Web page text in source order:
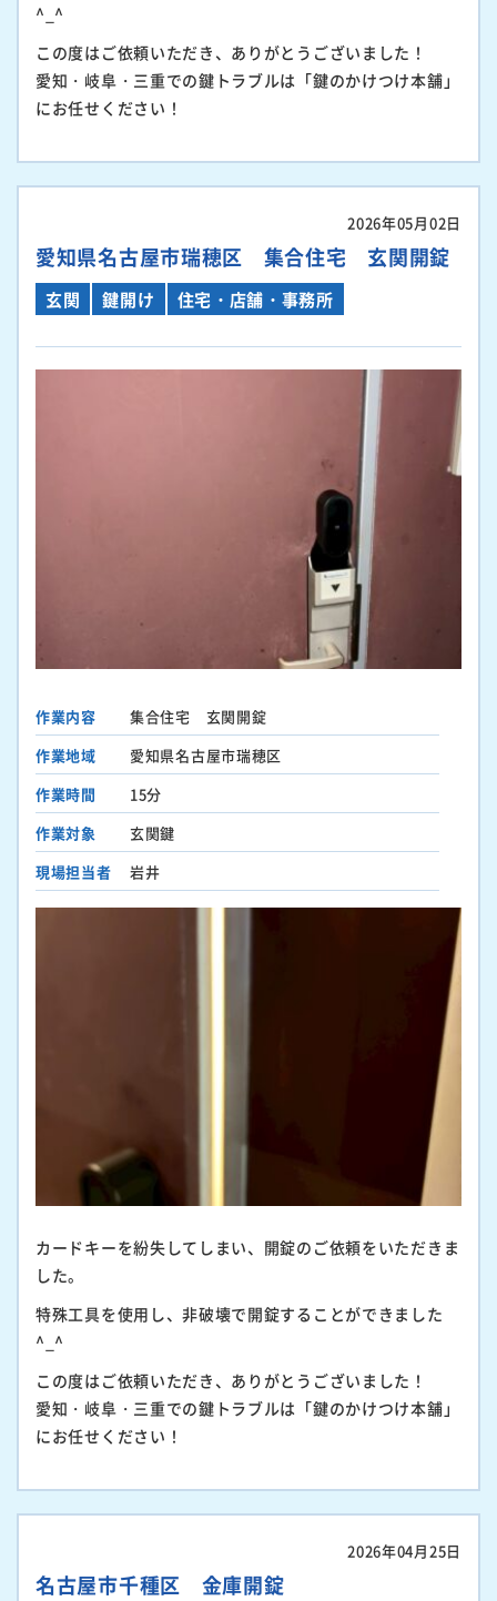
^_^
この度はご依頼いただき、ありがとうございました！
愛知・岐阜・三重での鍵トラブルは「鍵のかけつけ本舗」
にお任せください！
2026年05月02日
愛知県名古屋市瑞穂区 集合住宅 玄関開錠
玄関 鍵開け 住宅・店舗・事務所
作業内容
集合住宅 玄関開錠
作業地域
愛知県名古屋市瑞穂区
作業時間
15分
作業対象
玄関鍵
現場担当者
岩井
カードキーを紛失してしまい、開錠のご依頼をいただきま
した。
特殊工具を使用し、非破壊で開錠することができました
^_^
この度はご依頼いただき、ありがとうございました！
愛知・岐阜・三重での鍵トラブルは「鍵のかけつけ本舗」
にお任せください！
2026年04月25日
名古屋市千種区 金庫開錠